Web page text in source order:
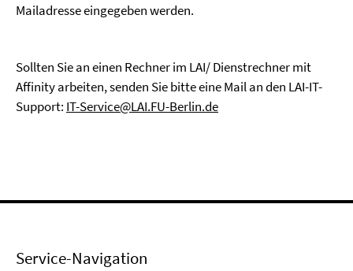
Mailadresse eingegeben werden.
Sollten Sie an einen Rechner im LAI/ Dienstrechner mit
Affinity arbeiten, senden Sie bitte eine Mail an den LAI-IT-
Support: IT-Service@LAI.FU-Berlin.de
Service-Navigation